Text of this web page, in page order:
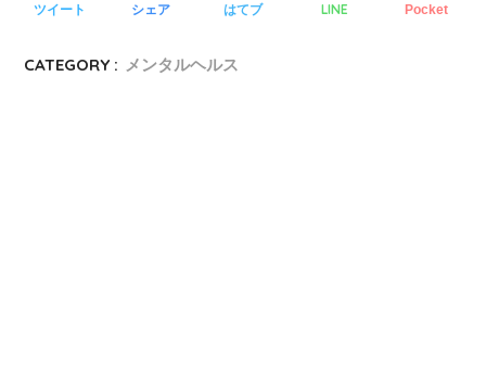
ツイート シェア はてブ LINE Pocket
CATEGORY : メンタルヘルス